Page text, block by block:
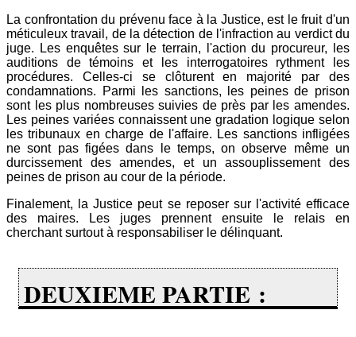
La confrontation du prévenu face à la Justice, est le fruit d'un
méticuleux travail, de la détection de l'infraction au verdict du
juge. Les enquêtes sur le terrain, l'action du procureur, les
auditions de témoins et les interrogatoires rythment les
procédures. Celles-ci se clôturent en majorité par des
condamnations. Parmi les sanctions, les peines de prison
sont les plus nombreuses suivies de près par les amendes.
Les peines variées connaissent une gradation logique selon
les tribunaux en charge de l'affaire. Les sanctions infligées
ne sont pas figées dans le temps, on observe même un
durcissement des amendes, et un assouplissement des
peines de prison au cour de la période.
Finalement, la Justice peut se reposer sur l'activité efficace
des maires. Les juges prennent ensuite le relais en
cherchant surtout à responsabiliser le délinquant.
DEUXIEME PARTIE :